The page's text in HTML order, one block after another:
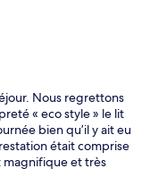
Nous regrettons
« eco style » le lit
bien qu’il y ait eu
était comprise
magnifique et très